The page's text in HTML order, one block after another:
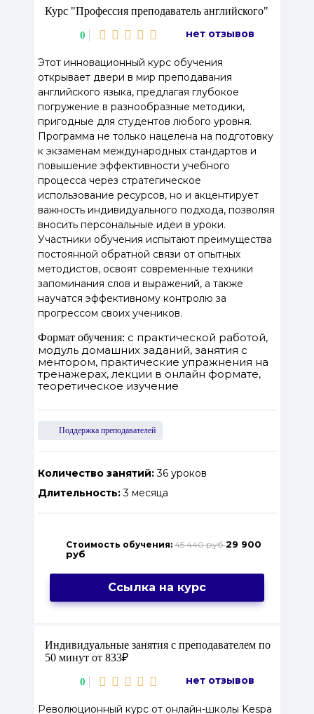
Курс "Профессия преподаватель английского"
0 нет отзывов
Этот инновационный курс обучения
открывает двери в мир преподавания
английского языка, предлагая глубокое
погружение в разнообразные методики,
пригодные для студентов любого уровня.
Программа не только нацелена на подготовку
к экзаменам международных стандартов и
повышение эффективности учебного
процесса через стратегическое
использование ресурсов, но и акцентирует
важность индивидуального подхода, позволяя
вносить персональные идеи в уроки.
Участники обучения испытают преимущества
постоянной обратной связи от опытных
методистов, освоят современные техники
запоминания слов и выражений, а также
научатся эффективному контролю за
прогрессом своих учеников.
Формат обучения: с практической работой,
модуль домашних заданий, занятия с
ментором, практические упражнения на
тренажерах, лекции в онлайн формате,
теоретическое изучение
Поддержка преподавателей
Количество занятий:36 уроков
Длительность:3 месяца
Стоимость обучения: 45 440 руб29 900
руб
Ссылка на курс
Индивидуальные занятия с преподавателем по
50 минут от 833₽
0 нет отзывов
Революционный курс от онлайн-школы Kespa